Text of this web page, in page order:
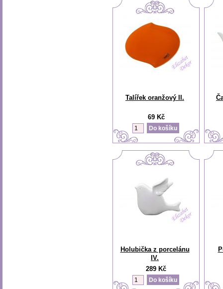
Talířek oranžový II.
69 Kč
Holubička z porcelánu
IV.
289 Kč